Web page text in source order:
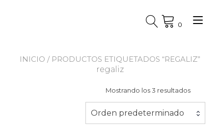
0
INICIO / PRODUCTOS ETIQUETADOS “REGALIZ”
regaliz
Mostrando los 3 resultados
Orden predeterminado